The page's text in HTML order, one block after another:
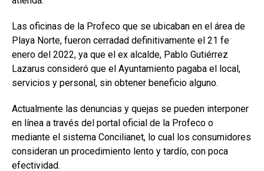
Las oficinas de la Profeco que se ubicaban en el área de
Playa Norte, fueron cerradad definitivamente el 21 fe
enero del 2022, ya que el ex alcalde, Pablo Gutiérrez
Lazarus consideró que el Ayuntamiento pagaba el local,
servicios y personal, sin obtener beneficio alguno.
Actualmente las denuncias y quejas se pueden interponer
en línea a través del portal oficial de la Profeco o
mediante el sistema Concilianet, lo cual los consumidores
consideran un procedimiento lento y tardío, con poca
efectividad.